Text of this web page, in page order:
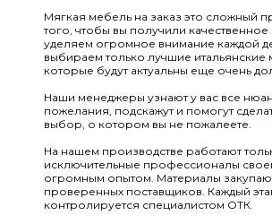
кровати например в Pinterest. Мы
изготовить даже по фото!
Мягкая мебель на заказ это сложный
того, чтобы вы получили
уделяем огромное внимание каждой
выбираем только лучшие итальянские
которые будут актуальны еще очень
Наши менеджеры узнают у вас все
пожелания, подскажут и помогут
выбор, о котором вы не пожалеете.
На нашем производстве работают
исключительные профессионалы
огромным опытом. Материалы
проверенных поставщиков. Каждый
контролируется специалистом ОТК.